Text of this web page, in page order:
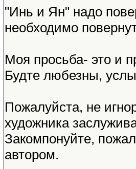
"Инь и Ян" надо
необходимо
Моя просьба- это и
Будте любезны,
Пожалуйста, не
художника
Закомпонуйте,
автором.